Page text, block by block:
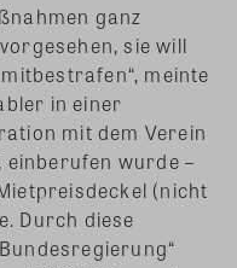
ganz
sie will
meinte
in einer
mit dem Verein
wurde –
(nicht
Durch diese